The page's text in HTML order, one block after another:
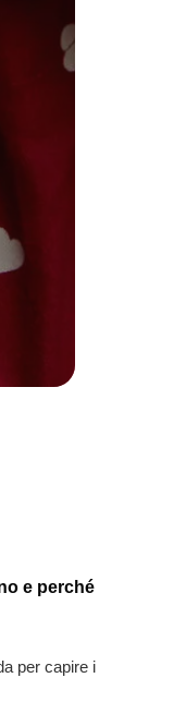
e perché
per capire i